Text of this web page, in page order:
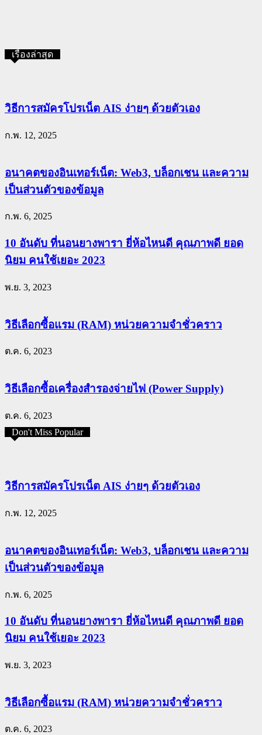
เรื่องล่าสุด
วิธีการสมัครโปรเน็ต AIS ง่ายๆ ด้วยตัวเอง
ก.พ. 12, 2025
อนาคตของอินเทอร์เน็ต: Web3, บล็อกเชน และความ
เป็นส่วนตัวของข้อมูล
ก.พ. 6, 2025
10 อันดับ ที่นอนยางพารา ยี่ห้อไหนดี คุณภาพดี ยอด
นิยม คนใช้เยอะ 2023
พ.ย. 3, 2023
วิธีเลือกซื้อแรม (RAM) หน่วยความจำชั่วคราว
ต.ค. 6, 2023
วิธีเลือกซื้อเครื่องสำรองจ่ายไฟ (Power Supply)
ต.ค. 6, 2023
Don't Miss Popular
วิธีการสมัครโปรเน็ต AIS ง่ายๆ ด้วยตัวเอง
ก.พ. 12, 2025
อนาคตของอินเทอร์เน็ต: Web3, บล็อกเชน และความ
เป็นส่วนตัวของข้อมูล
ก.พ. 6, 2025
10 อันดับ ที่นอนยางพารา ยี่ห้อไหนดี คุณภาพดี ยอด
นิยม คนใช้เยอะ 2023
พ.ย. 3, 2023
วิธีเลือกซื้อแรม (RAM) หน่วยความจำชั่วคราว
ต.ค. 6, 2023